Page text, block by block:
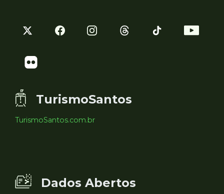
TurismoSantos
TurismoSantos.com.br
Dados Abertos